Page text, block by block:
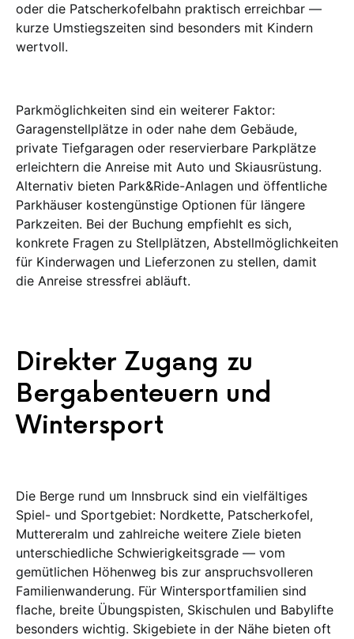
oder die Patscherkofelbahn praktisch erreichbar —
kurze Umstiegszeiten sind besonders mit Kindern
wertvoll.
Parkmöglichkeiten sind ein weiterer Faktor:
Garagenstellplätze in oder nahe dem Gebäude,
private Tiefgaragen oder reservierbare Parkplätze
erleichtern die Anreise mit Auto und Skiausrüstung.
Alternativ bieten Park&Ride-Anlagen und öffentliche
Parkhäuser kostengünstige Optionen für längere
Parkzeiten. Bei der Buchung empfiehlt es sich,
konkrete Fragen zu Stellplätzen, Abstellmöglichkeiten
für Kinderwagen und Lieferzonen zu stellen, damit
die Anreise stressfrei abläuft.
Direkter Zugang zu
Bergabenteuern und
Wintersport
Die Berge rund um Innsbruck sind ein vielfältiges
Spiel- und Sportgebiet: Nordkette, Patscherkofel,
Muttereralm und zahlreiche weitere Ziele bieten
unterschiedliche Schwierigkeitsgrade — vom
gemütlichen Höhenweg bis zur anspruchsvolleren
Familienwanderung. Für Wintersportfamilien sind
flache, breite Übungspisten, Skischulen und Babylifte
besonders wichtig. Skigebiete in der Nähe bieten oft